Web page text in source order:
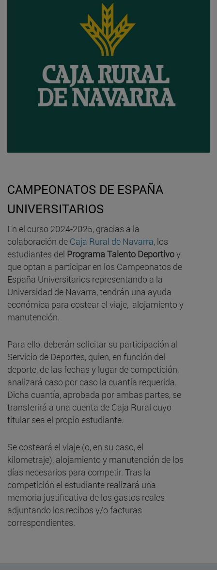
CAMPEONATOS DE ESPAÑA
UNIVERSITARIOS
En el curso 2024-2025, gracias a la
colaboración de Caja Rural de Navarra, los
estudiantes del Programa Talento Deportivoy
que optan a participar en los Campeonatos de
España Universitarios representando a la
Universidad de Navarra, tendrán una ayuda
económica para costear el viaje, alojamiento y
manutención.
Para ello, deberán solicitar su participación al
Servicio de Deportes, quien, en función del
deporte, de las fechas y lugar de competición,
analizará caso por caso la cuantía requerida.
Dicha cuantía, aprobada por ambas partes, se
transferirá a una cuenta de Caja Rural cuyo
titular sea el propio estudiante.
Se costeará el viaje (o, en su caso, el
kilometraje), alojamiento y manutención de los
días necesarios para competir. Tras la
competición el estudiante realizará una
memoria justificativa de los gastos reales
adjuntando los recibos y/o facturas
correspondientes.